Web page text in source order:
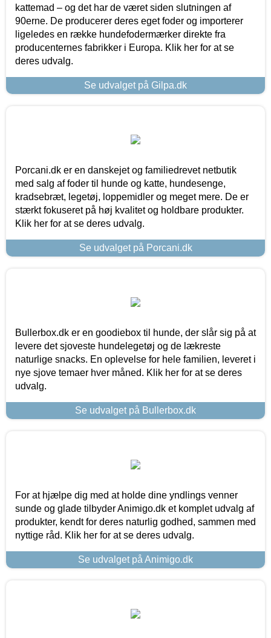
kattemad – og det har de været siden slutningen af
90erne. De producerer deres eget foder og importerer
ligeledes en række hundefodermærker direkte fra
producenternes fabrikker i Europa. Klik her for at se
deres udvalg.
Se udvalget på Gilpa.dk
Porcani.dk er en danskejet og familiedrevet netbutik
med salg af foder til hunde og katte, hundesenge,
kradsebræt, legetøj, loppemidler og meget mere. De er
stærkt fokuseret på høj kvalitet og holdbare produkter.
Klik her for at se deres udvalg.
Se udvalget på Porcani.dk
Bullerbox.dk er en goodiebox til hunde, der slår sig på at
levere det sjoveste hundelegetøj og de lækreste
naturlige snacks. En oplevelse for hele familien, leveret i
nye sjove temaer hver måned. Klik her for at se deres
udvalg.
Se udvalget på Bullerbox.dk
For at hjælpe dig med at holde dine yndlings venner
sunde og glade tilbyder Animigo.dk et komplet udvalg af
produkter, kendt for deres naturlig godhed, sammen med
nyttige råd. Klik her for at se deres udvalg.
Se udvalget på Animigo.dk